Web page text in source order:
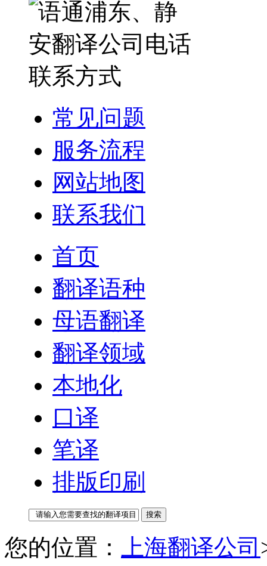
常见问题
服务流程
网站地图
联系我们
首页
翻译语种
母语翻译
翻译领域
本地化
口译
笔译
排版印刷
您的位置： 上海翻译公司